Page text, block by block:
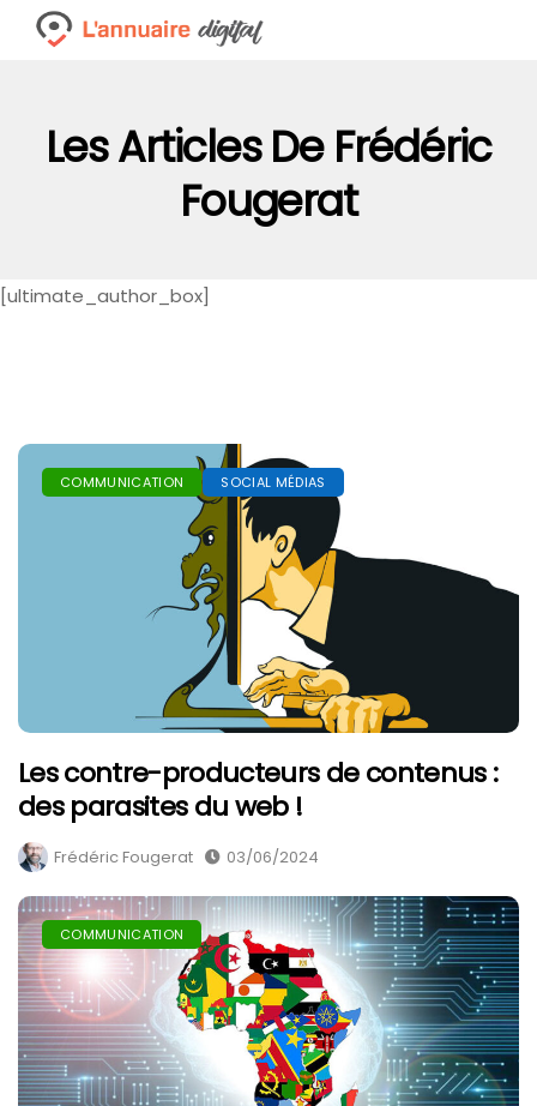
Les Articles De Frédéric
Fougerat
[ultimate_author_box]
COMMUNICATION SOCIAL MÉDIAS
Les contre-producteurs de contenus :
des parasites du web !
Frédéric Fougerat 03/06/2024
COMMUNICATION